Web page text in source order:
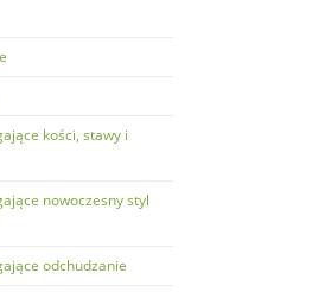
kości, stawy i
nowoczesny styl
odchudzanie